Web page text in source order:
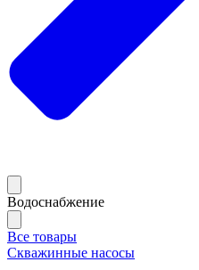
Водоснабжение
Все товары
Скважинные насосы